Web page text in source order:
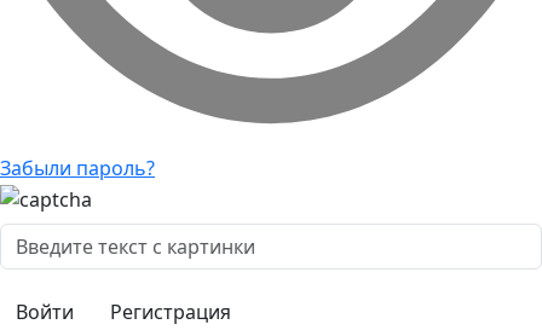
Забыли пароль?
Регистрация